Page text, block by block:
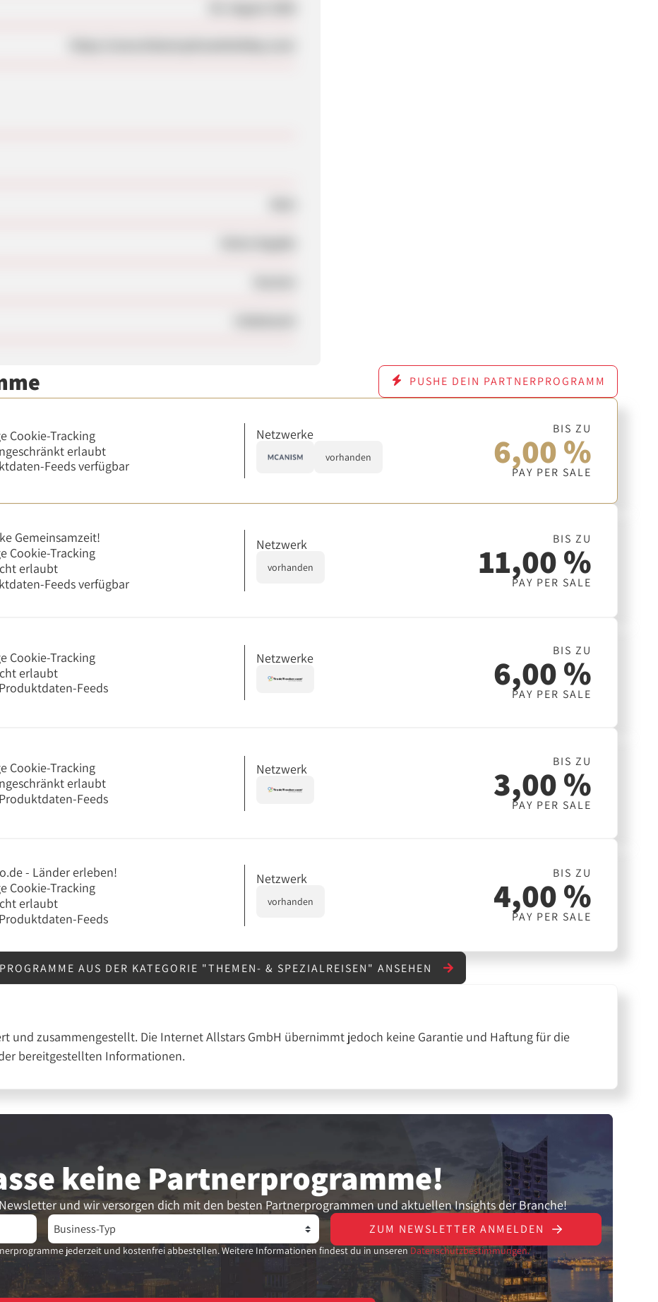
PUSHE DEIN PARTNERPROGRAMM
Cookie-Tracking
erlaubt
Feeds verfügbar
Netzwerke
vorhanden
BIS ZU
6,00 %
PAY PER SALE
Gemeinsamzeit!
Cookie-Tracking
erlaubt
Feeds verfügbar
Netzwerk
vorhanden
BIS ZU
11,00 %
PAY PER SALE
Cookie-Tracking
erlaubt
Feeds
Netzwerke BIS ZU
6,00 %
PAY PER SALE
Cookie-Tracking
erlaubt
Feeds
Netzwerk BIS ZU
3,00 %
PAY PER SALE
- Länder erleben!
Cookie-Tracking
erlaubt
Feeds
Netzwerk
vorhanden
BIS ZU
4,00 %
PAY PER SALE
AUS DER KATEGORIE "THEMEN- & SPEZIALREISEN" ANSEHEN
und zusammengestellt. Die Internet Allstars GmbH übernimmt jedoch keine Garantie und Haftung für die
bereitgestellten Informationen.
keine Partner­programme!
und wir versorgen dich mit den besten Partnerprogrammen und aktuellen Insights der Branche!
ZUM NEWSLETTER ANMELDEN
jederzeit und kostenfrei abbestellen. Weitere Informationen findest du in unseren Datenschutzbestimmungen.